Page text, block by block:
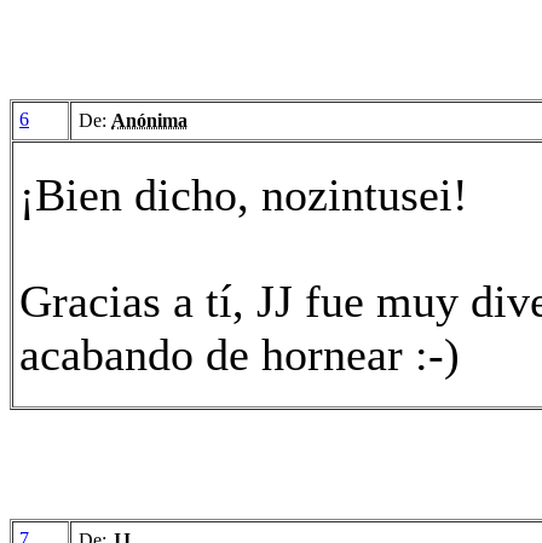
6 De: Anónima
¡Bien dicho, nozintusei!
Gracias a tí, JJ fue muy
acabando de hornear :-)